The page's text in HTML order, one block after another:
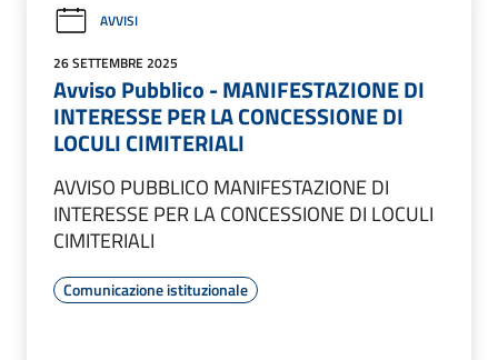
AVVISI
26 SETTEMBRE 2025
Avviso Pubblico - MANIFESTAZIONE DI
INTERESSE PER LA CONCESSIONE DI
LOCULI CIMITERIALI
AVVISO PUBBLICO MANIFESTAZIONE DI
INTERESSE PER LA CONCESSIONE DI LOCULI
CIMITERIALI
Comunicazione istituzionale